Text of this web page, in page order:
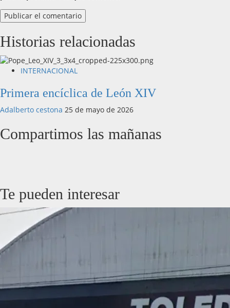
Historias relacionadas
INTERNACIONAL
Primera encíclica de León XIV
Adalberto cestona 25 de mayo de 2026
Compartimos las mañanas
Te pueden interesar